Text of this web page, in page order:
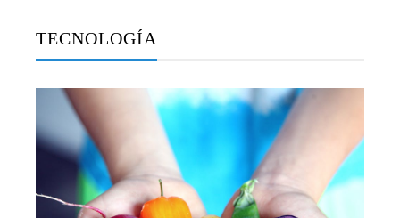
TECNOLOGÍA